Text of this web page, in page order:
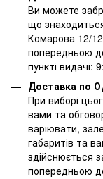
Ви можете
що
Комарова 12/12
попередньою
пункті видачі:
Доставка по
При виборі
вами та
варіювати,
габаритів та
здійснюється
попередньою